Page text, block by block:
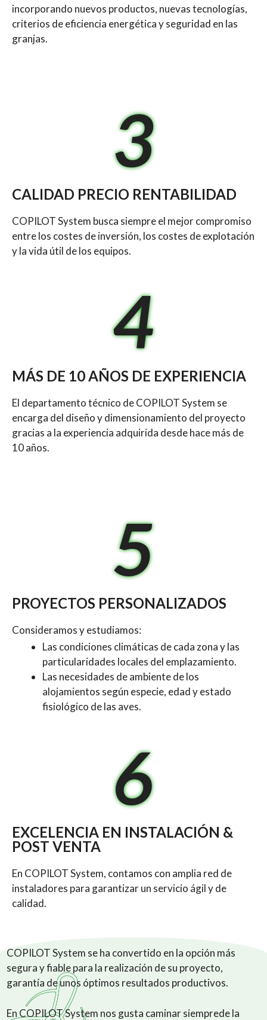
incorporando nuevos productos, nuevas tecnologías,
criterios de eficiencia energética y seguridad en las
granjas.
3
CALIDAD PRECIO RENTABILIDAD
COPILOT System busca siempre el mejor compromiso
entre los costes de inversión, los costes de explotación
y la vida útil de los equipos.
4
MÁS DE 10 AÑOS DE EXPERIENCIA
El departamento técnico de COPILOT System se
encarga del diseño y dimensionamiento del proyecto
gracias a la experiencia adquirida desde hace más de
10 años.
5
PROYECTOS PERSONALIZADOS
Consideramos y estudiamos:
Las condiciones climáticas de cada zona y las
particularidades locales del emplazamiento.
Las necesidades de ambiente de los
alojamientos según especie, edad y estado
fisiológico de las aves.
6
EXCELENCIA EN INSTALACIÓN &
POST VENTA
En COPILOT System, contamos con amplia red de
instaladores para garantizar un servicio ágil y de
calidad.
COPILOT System se ha convertido en la opción más
segura y fiable para la realización de su proyecto,
garantía de unos óptimos resultados productivos.
En COPILOT System nos gusta caminar siemprede la